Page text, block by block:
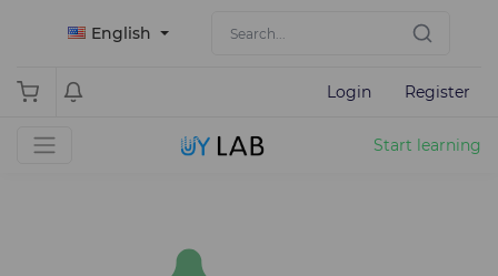
English
Login Register
Start learning